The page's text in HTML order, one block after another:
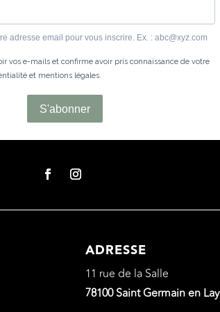
ADRESSE
11 rue de la Salle
78100 Saint Germain en